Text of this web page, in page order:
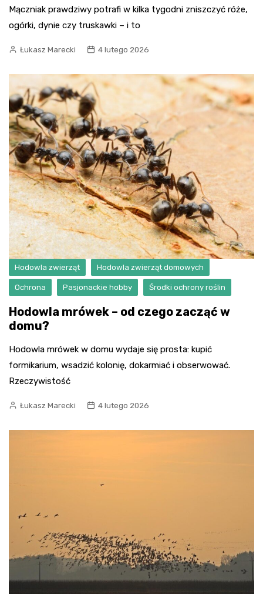
Mączniak prawdziwy potrafi w kilka tygodni zniszczyć róże,
ogórki, dynie czy truskawki – i to
Łukasz Marecki 4 lutego 2026
Hodowla zwierząt Hodowla zwierząt domowych
Ochrona Pasjonackie hobby Środki ochrony roślin
Hodowla mrówek – od czego zacząć w
domu?
Hodowla mrówek w domu wydaje się prosta: kupić
formikarium, wsadzić kolonię, dokarmiać i obserwować.
Rzeczywistość
Łukasz Marecki 4 lutego 2026